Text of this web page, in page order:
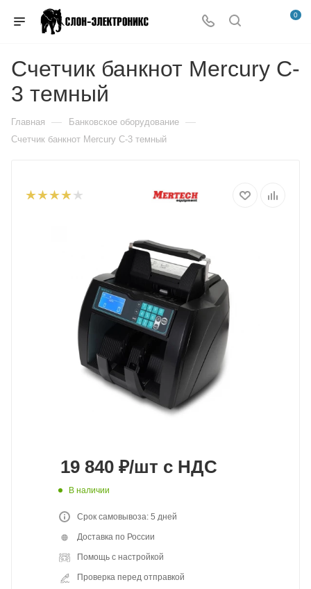
0
Счетчик банкнот Mercury C-
3 темный
Главная — Банковское оборудование —
Счетчик банкнот Mercury C-3 темный
19 840 ₽/шт с НДС
В наличии
Срок самовывоза: 5 дней
Доставка по России
Помощь с настройкой
Проверка перед отправкой